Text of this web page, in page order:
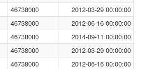
46738000
2012-03-29 00:00:00
46738000
2012-06-16 00:00:00
46738000
2014-09-11 00:00:00
46738000
2012-03-29 00:00:00
46738000
2012-06-16 00:00:00